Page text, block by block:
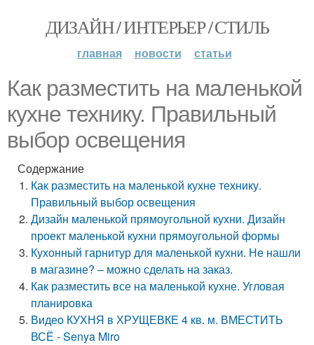
ДИЗАЙН / ИНТЕРЬЕР / СТИЛЬ
главная новости статьи
Как разместить на маленькой
кухне технику. Правильный
выбор освещения
Содержание
Как разместить на маленькой кухне технику.
Правильный выбор освещения
Дизайн маленькой прямоугольной кухни. Дизайн
проект маленькой кухни прямоугольной формы
Кухонный гарнитур для маленькой кухни. Не нашли
в магазине? – можно сделать на заказ.
Как разместить все на маленькой кухне. Угловая
планировка
Видео КУХНЯ в ХРУЩЕВКЕ 4 кв. м. ВМЕСТИТЬ
ВСЁ - Senya Miro